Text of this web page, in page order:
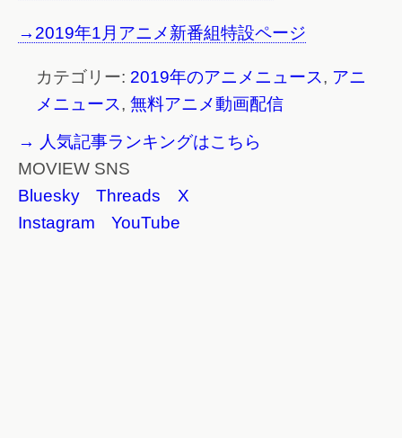
→2019年1月アニメ新番組特設ページ
カテゴリー: 2019年のアニメニュース, アニ
メニュース, 無料アニメ動画配信
→ 人気記事ランキングはこちら
MOVIEW SNS
Bluesky
Threads
X
Instagram
YouTube